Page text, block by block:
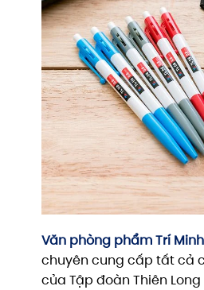
Văn phòng phẩm Trí Minh
chuyên cung cấp tất cả
của Tập đoàn Thiên